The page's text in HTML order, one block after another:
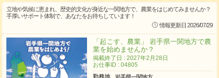
立地や気候に恵まれ、歴史的文化が身近な一関地方で、農業をはじめてみませんか？
手厚いサポート体制で、あなたをお待ちしています！
情報更新日 2026/07/29
「起こす、農業」 岩手県一関地方で農
業を始めませんか？
掲載終了日 : 2027年2月28日
お仕事ID : 04805
勤務地